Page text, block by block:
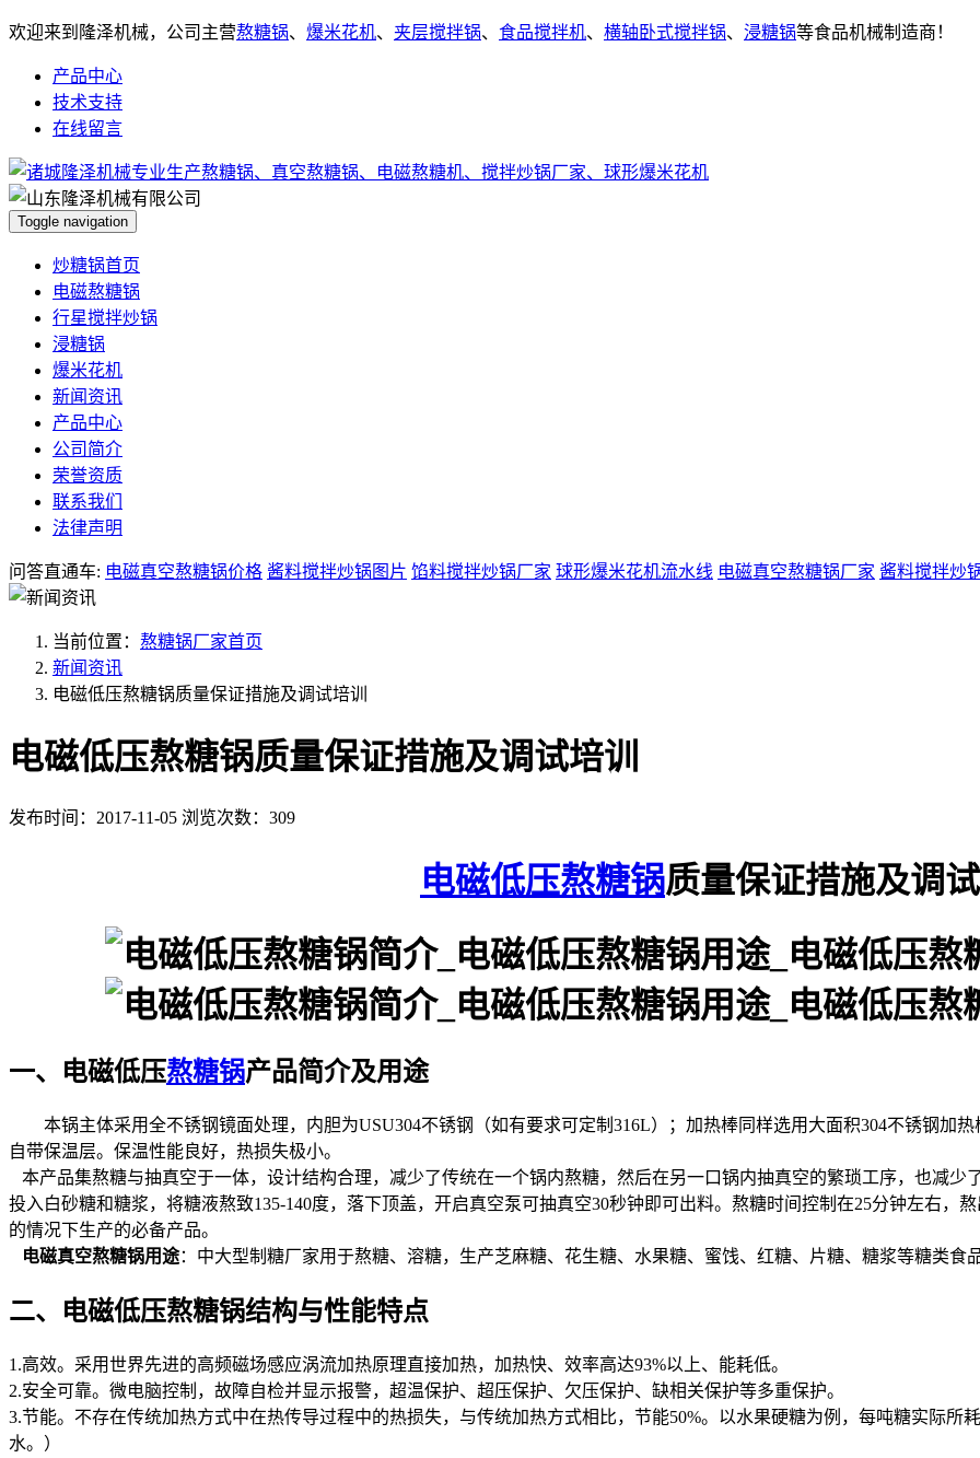
欢迎来到隆泽机械，公司主营熬糖锅、 爆米花机、 夹层搅拌锅、 食品搅拌机、 横轴卧式搅拌锅、 浸糖锅等食品机械制造商！
产品中心
技术支持
在线留言
Toggle navigation
炒糖锅首页
电磁熬糖锅
行星搅拌炒锅
浸糖锅
爆米花机
新闻资讯
产品中心
公司简介
荣誉资质
联系我们
法律声明
问答直通车: 电磁真空熬糖锅价格 酱料搅拌炒锅图片 馅料搅拌炒锅厂家 球形爆米花机流水线 电磁真空熬糖锅厂家 酱料搅拌炒
当前位置： 熬糖锅厂家首页
新闻资讯
电磁低压熬糖锅质量保证措施及调试培训
电磁低压熬糖锅质量保证措施及调试培训
发布时间：2017-11-05 浏览次数：309
电磁低压熬糖锅质量保证措施及调
一、电磁低压熬糖锅产品简介及用途
本锅主体采用全不锈钢镜面处理，内胆为USU304不锈钢（如有要求可定制316L）；加热棒同样选用大面积304不锈钢加
自带保温层。保温性能良好，热损失极小。
本产品集熬糖与抽真空于一体，设计结构合理，减少了传统在一个锅内熬糖，然后在另一口锅内抽真空的繁琐工序，也减少
投入白砂糖和糖浆，将糖液熬致135-140度，落下顶盖，开启真空泵可抽真空30秒钟即可出料。熬糖时间控制在25分钟左右，
的情况下生产的必备产品。
电磁真空熬糖锅用途：中大型制糖厂家用于熬糖、溶糖，生产芝麻糖、花生糖、水果糖、蜜饯、红糖、片糖、糖浆等糖类食品
二、电磁低压熬糖锅结构与性能特点
1.高效。采用世界先进的高频磁场感应涡流加热原理直接加热，加热快、效率高达93%以上、能耗低。
2.安全可靠。微电脑控制，故障自检并显示报警，超温保护、超压保护、欠压保护、缺相关保护等多重保护。
3.节能。不存在传统加热方式中在热传导过程中的热损失，与传统加热方式相比，节能50%。以水果硬糖为例，每吨糖实际所
水。）